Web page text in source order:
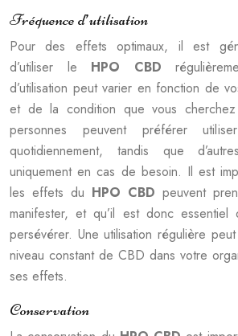
Fréquence d’utilisation
Pour des effets optimaux, il est
d’utiliser le HPO CBD
d’utilisation peut varier en fonction de
et de la condition que vous
personnes peuvent préférer
quotidiennement, tandis que
uniquement en cas de besoin. Il est
les effets du HPO CBD peuvent
manifester, et qu’il est donc essentiel
persévérer. Une utilisation régulière
niveau constant de CBD dans votre
ses effets.
Conservation